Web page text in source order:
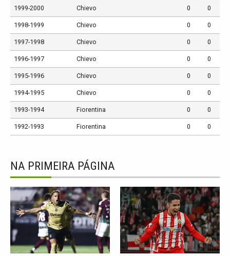
1999-2000 Chievo 0 0
1998-1999 Chievo 0 0
1997-1998 Chievo 0 0
1996-1997 Chievo 0 0
1995-1996 Chievo 0 0
1994-1995 Chievo 0 0
1993-1994 Fiorentina 0 0
1992-1993 Fiorentina 0 0
NA PRIMEIRA PÁGINA